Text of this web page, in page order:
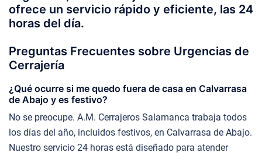
ofrece un servicio rápido y eficiente, las 24
horas del día.
Preguntas Frecuentes sobre Urgencias de
Cerrajería
¿Qué ocurre si me quedo fuera de casa en Calvarrasa
de Abajo y es festivo?
No se preocupe. A.M. Cerrajeros Salamanca trabaja todos
los días del año, incluidos festivos, en Calvarrasa de Abajo.
Nuestro servicio 24 horas está diseñado para atender